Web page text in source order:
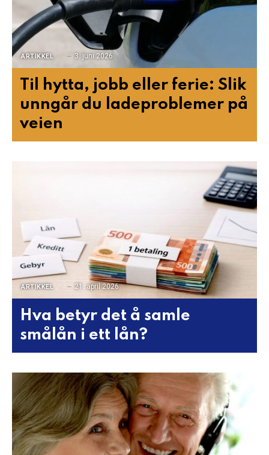
ARTIKKEL 3. juni 2026
Til hytta, jobb eller ferie: Slik
unngår du ladeproblemer på
veien
ARTIKKEL 21. april 2026
Hva betyr det å samle
smålån i ett lån?